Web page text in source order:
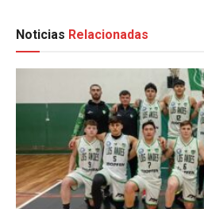
Noticias Relacionadas